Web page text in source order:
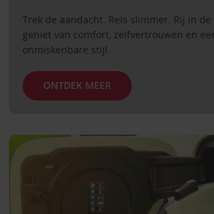
Trek de aandacht. Reis slimmer. Rij in de
geniet van comfort, zelfvertrouwen en
onmiskenbare stijl.
ONTDEK MEER